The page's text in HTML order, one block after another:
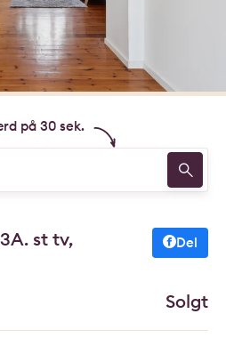
på 30 sek.
st tv,
Del
Solgt